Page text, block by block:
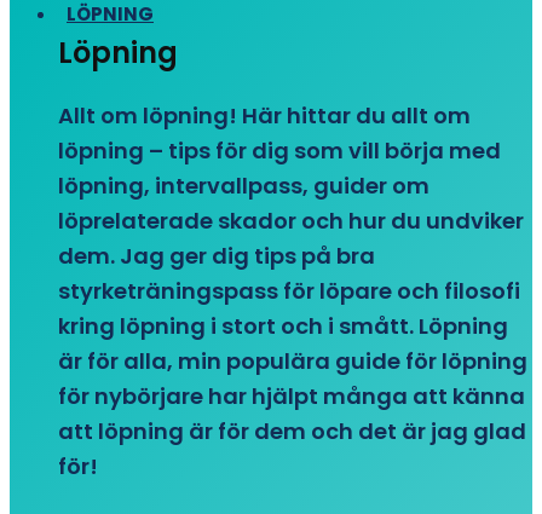
LÖPNING
Löpning
Allt om löpning! Här hittar du allt om
löpning – tips för dig som vill börja med
löpning, intervallpass, guider om
löprelaterade skador och hur du undviker
dem. Jag ger dig tips på bra
styrketräningspass för löpare och filosofi
kring löpning i stort och i smått. Löpning
är för alla, min populära guide för löpning
för nybörjare har hjälpt många att känna
att löpning är för dem och det är jag glad
för!